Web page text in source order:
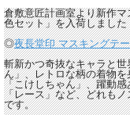
倉敷意匠計画室より新作
色セット」を入荷しました
◎夜長堂印 マスキングテ
斬新かつ奇抜なキャラと
ん」、レトロな柄の着物
「こけしちゃん」、躍動
「レース」など、どれも
です。